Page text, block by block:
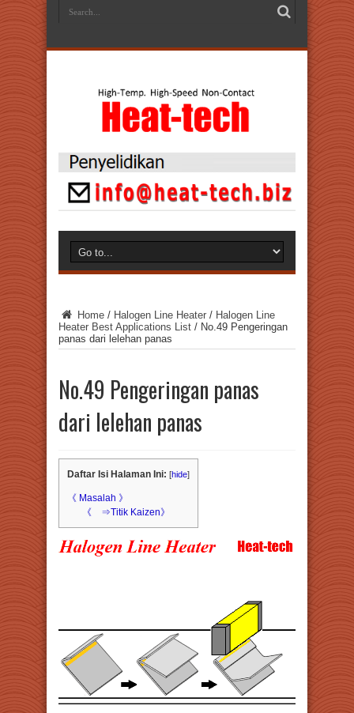
Home / Halogen Line Heater / Halogen Line
Heater Best Applications List / No.49 Pengeringan
panas dari lelehan panas
No.49 Pengeringan panas
dari lelehan panas
Daftar Isi Halaman Ini: [hide]
《 Masalah 》
《 ⇒Titik Kaizen》